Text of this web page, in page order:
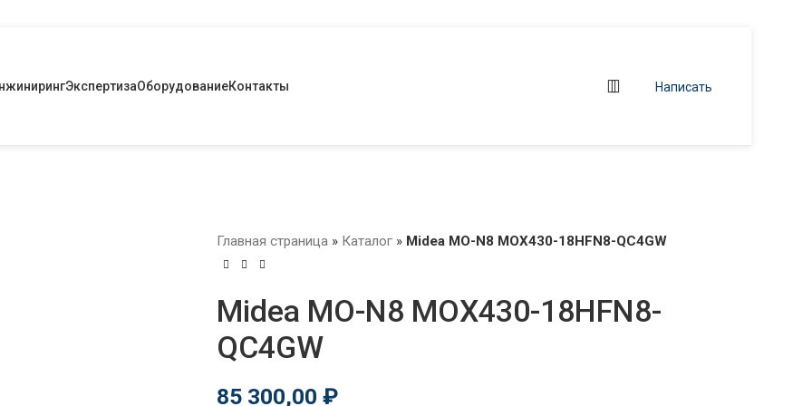
ЭкспертизаОборудованиеКонтакты Написать
Главная страница » Каталог » Midea MO-N8 MOX430-18HFN8-QC4GW
Midea MO-N8 MOX430-18HFN8-
QC4GW
85 300,00 ₽